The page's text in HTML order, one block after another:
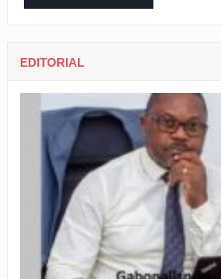
EDITORIAL